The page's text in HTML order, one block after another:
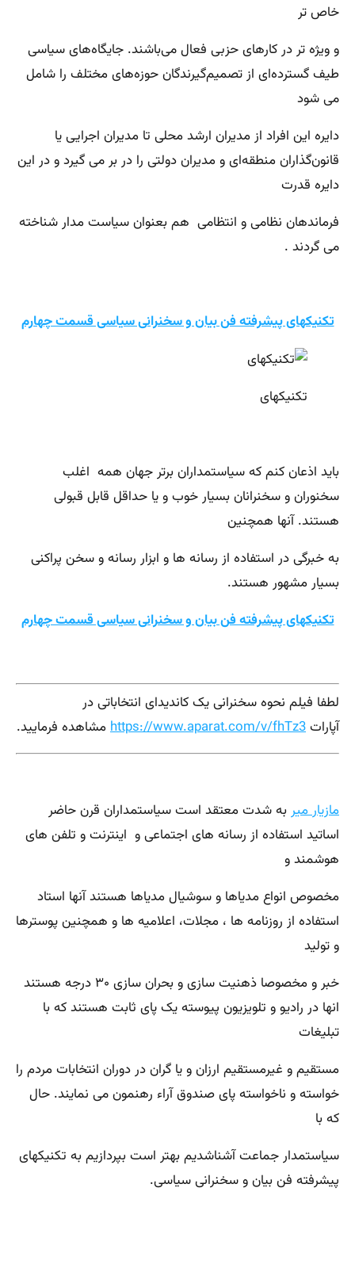
خاص تر
و ویژه تر در کارهای حزبی فعال می‌باشند. جایگاه‌های سیاسی
طیف گسترده‌ای از تصمیم‌گیرندگان حوزه‌های مختلف را شامل
می‌ شود
دایره این افراد از مدیران ارشد محلی تا مدیران اجرایی یا
قانون‌گذاران منطقه‌ای و مدیران دولتی را در بر می گیرد و در این
دایره قدرت
فرماندهان نظامی و انتظامی هم بعنوان سیاست‌ مدار شناخته
می‌ گردند .
تکنیکهای پیشرفته فن بیان و سخنرانی سیاسی قسمت چهارم
تکنیکهای
باید اذعان کنم که سیاستمداران برتر جهان همه اغلب
سخنوران و سخنرانان بسیار خوب و یا حداقل قابل قبولی
هستند. آنها همچنین
به خبرگی در استفاده از رسانه ها و ابزار رسانه و سخن پراکنی
بسیار مشهور هستند.
تکنیکهای پیشرفته فن بیان و سخنرانی سیاسی قسمت چهارم
لطفا فیلم نحوه سخنرانی یک کاندیدای انتخاباتی در
آپاراتhttps://www.aparat.com/v/fhTz3مشاهده فرمایید.
مازیار میر به شدت معتقد است سیاستمداران قرن حاضر
اساتید استفاده از رسانه های اجتماعی و اینترنت و تلفن های
هوشمند و
مخصوص انواع مدیاها و سوشیال مدیاها هستند آنها استاد
استفاده از روزنامه ها ، مجلات، اعلامیه ها و همچنین پوسترها
و تولید
خبر و مخصوصا ذهنیت سازی و بحران سازی ۳۰ درجه هستند
انها در رادیو و تلویزیون پیوسته یک پای ثابت هستند که با
تبلیغات
مستقیم و غیرمستقیم ارزان و یا گران در دوران انتخابات مردم را
خواسته و ناخواسته پای صندوق آراء رهنمون می نمایند. حال
که با
سیاستمدار جماعت آشناشدیم بهتر است بپردازیم به تکنیکهای
پیشرفته فن بیان و سخنرانی سیاسی.